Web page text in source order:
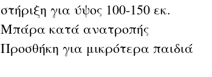
στήριξη για ύψος 100-150 εκ.
Μπάρα κατά ανατροπής
Προσθήκη για μικρότερα παιδιά